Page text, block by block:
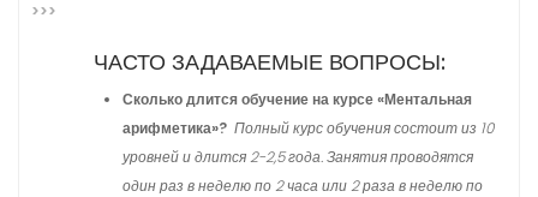
>>>
ЧАСТО ЗАДАВАЕМЫЕ ВОПРОСЫ:
Сколько длится обучение на курсе «Ментальная
арифметика»? Полный курс обучения состоит из 10
уровней и длится 2-2,5 года. Занятия проводятся
один раз в неделю по 2 часа или 2 раза в неделю по